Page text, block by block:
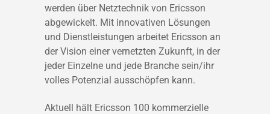
werden über Netztechnik von Ericsson
abgewickelt. Mit innovativen Lösungen
und Dienstleistungen arbeitet Ericsson an
der Vision einer vernetzten Zukunft, in der
jeder Einzelne und jede Branche sein/ihr
volles Potenzial ausschöpfen kann.
Aktuell hält Ericsson 100 kommerzielle